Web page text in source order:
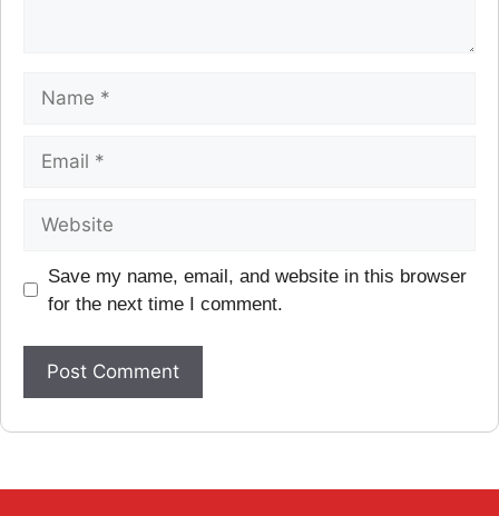
Save my name, email, and website in this browser
for the next time I comment.